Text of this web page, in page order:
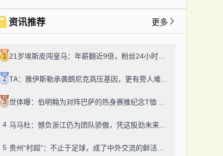
资讯推荐 更多
1
2
3
4
5